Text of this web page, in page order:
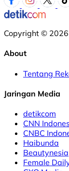
Copyright ©
About
Tentang
Jaringan Media
detikcom
CNN
CNBC
Haibunda
Beautynesia
Female